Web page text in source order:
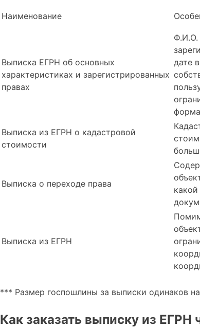
Наименование
Выписка ЕГРН об основных
характеристиках и зарегистрированных
правах
Ф.И.О.
дате
Выписка из ЕГРН о кадастровой
стоимости
Выписка о переходе права
Выписка из ЕГРН
*** Размер госпошлины за выписки одинаков
Как заказать выписку из ЕГРН